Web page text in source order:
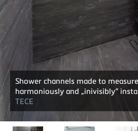
Shower channels made to
harmoniously and „inivisibly“
TECE